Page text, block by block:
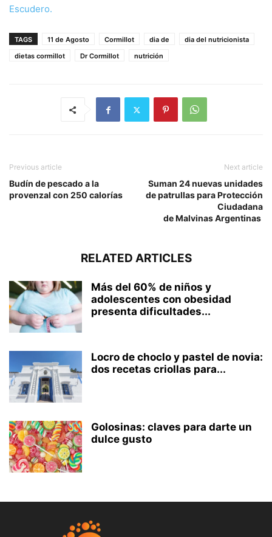
Escudero.
TAGS 11 de Agosto Cormillot dia de
dia del nutricionista
dietas cormillot
Dr Cormillot nutrición
Previous article
Budín de pescado a la
provenzal con 250 calorías
Next article
Suman 24 nuevas unidades
de patrullas para Protección
Ciudadana
de Malvinas Argentinas
RELATED ARTICLES
Más del 60% de niños y
adolescentes con obesidad
presenta dificultades...
Locro de choclo y pastel de novia:
dos recetas criollas para...
Golosinas: claves para darte un
dulce gusto